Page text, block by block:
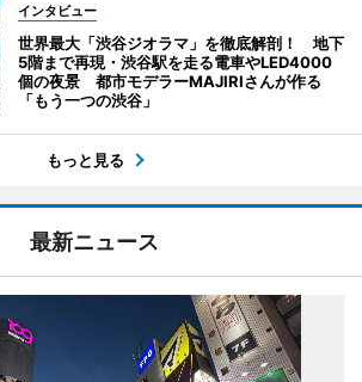
インタビュー
世界最大「渋谷ジオラマ」を徹底解剖！ 地下
5階まで再現・渋谷駅を走る電車やLED4000
個の夜景 都市モデラーMAJIRIさんが作る
「もう一つの渋谷」
もっと見る
最新ニュース